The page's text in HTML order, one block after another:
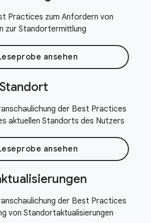
Practices zum Anfordern von
zur Standortermittlung
ansehen
der Best Practices
aktuellen Standorts des Nutzers
ansehen
der Best Practices
von Standortaktualisierungen